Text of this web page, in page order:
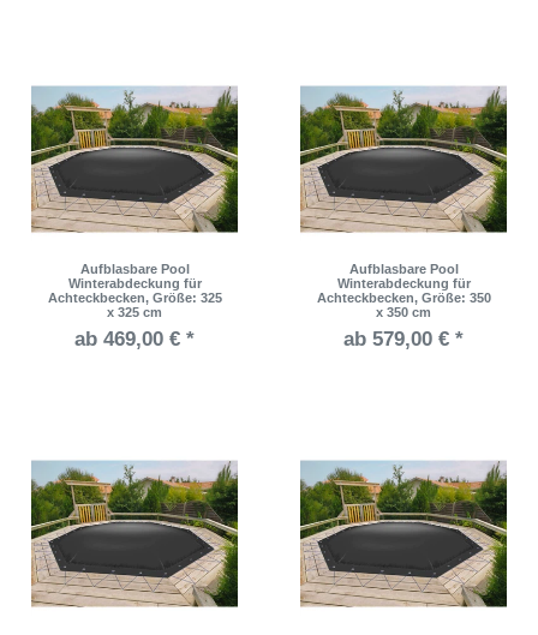
Aufblasbare Pool
Winterabdeckung für
Achteckbecken, Größe: 325
x 325 cm
ab 469,00 € *
Aufblasbare Pool
Winterabdeckung für
Achteckbecken, Größe: 350
x 350 cm
ab 579,00 € *